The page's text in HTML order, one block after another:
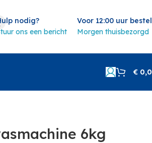
nodig?
ons een bericht
Voor 12:00 uur
Morgen thuisbezorgd
€
6kg